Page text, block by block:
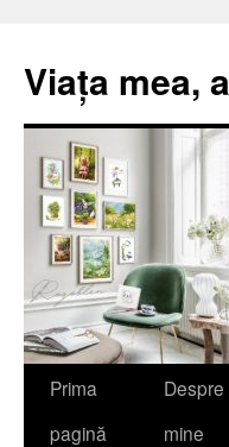
Viața mea,
Sari
Prima
pagină
Despre
mine